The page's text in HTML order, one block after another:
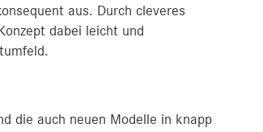
aus. Durch cleveres
dabei leicht und
die auch neuen Modelle in knapp